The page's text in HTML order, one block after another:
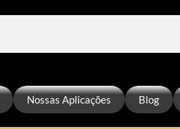
Nossas Aplicações Blog